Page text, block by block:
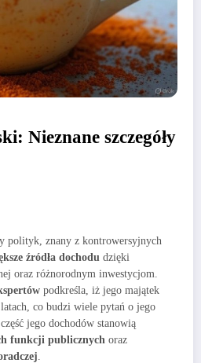
Nieznane szczegóły
polityk, znany z kontrowersyjnych
źródła dochodu dzięki
oraz różnorodnym inwestycjom.
podkreśla, iż jego majątek
co budzi wiele pytań o jego
część jego dochodów stanowią
funkcji publicznych oraz